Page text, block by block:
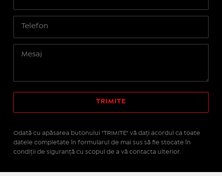
Odată cu apăsarea butonului "TRIMITE" vă daţi acordul ca toate
datele completate în formularul de mai sus să fie stocate în
condiţii de siguranţă cu scopul de a vă contacta ulterior.